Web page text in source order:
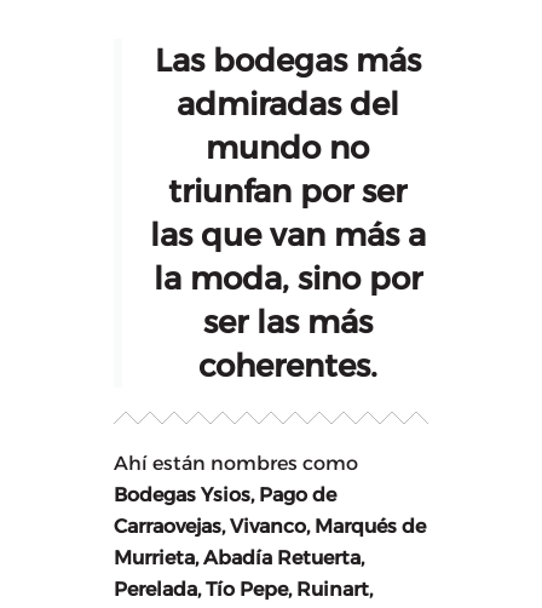
Las bodegas más
admiradas del
mundo no
triunfan por ser
las que van más a
la moda, sino por
ser las más
coherentes.
Ahí están nombres como
Bodegas Ysios, Pago de
Carraovejas, Vivanco, Marqués de
Murrieta, Abadía Retuerta,
Perelada, Tío Pepe, Ruinart,